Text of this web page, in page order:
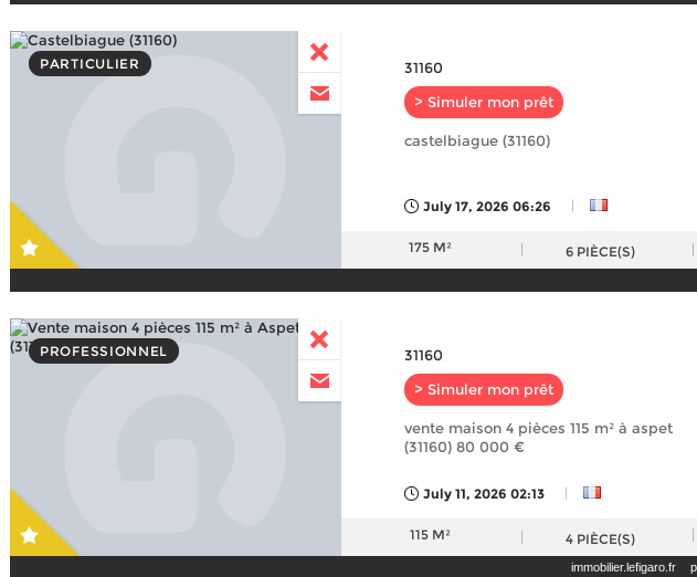
PARTICULIER 31160
> Simuler mon prêt
castelbiague (31160)
July 17, 2026 06:26 |
175 M² 6 PIÈCE(S)
PROFESSIONNEL 31160
> Simuler mon prêt
vente maison 4 pièces 115 m² à aspet
(31160) 80 000 €
July 11, 2026 02:13 |
115 M² 4 PIÈCE(S)
immobilier.lefigaro.fr